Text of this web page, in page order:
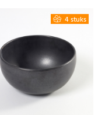
4 stuks